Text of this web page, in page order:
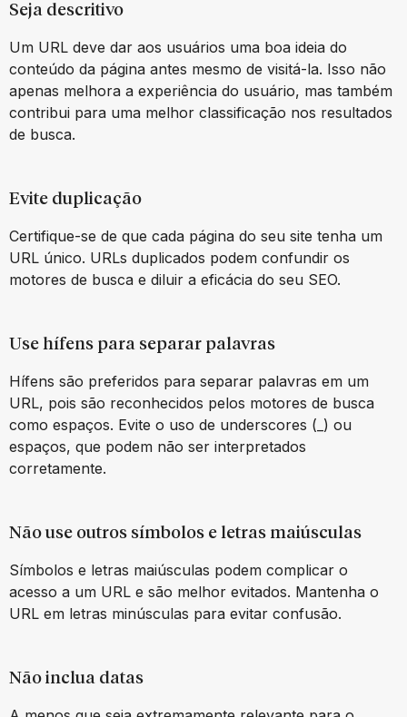
Seja descritivo
Um URL deve dar aos usuários uma boa ideia do
conteúdo da página antes mesmo de visitá-la. Isso não
apenas melhora a experiência do usuário, mas também
contribui para uma melhor classificação nos resultados
de busca.
Evite duplicação
Certifique-se de que cada página do seu site tenha um
URL único. URLs duplicados podem confundir os
motores de busca e diluir a eficácia do seu SEO.
Use hífens para separar palavras
Hífens são preferidos para separar palavras em um
URL, pois são reconhecidos pelos motores de busca
como espaços. Evite o uso de underscores (_) ou
espaços, que podem não ser interpretados
corretamente.
Não use outros símbolos e letras maiúsculas
Símbolos e letras maiúsculas podem complicar o
acesso a um URL e são melhor evitados. Mantenha o
URL em letras minúsculas para evitar confusão.
Não inclua datas